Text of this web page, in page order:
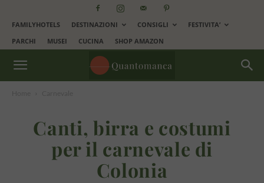
FAMILYHOTELS DESTINAZIONI CONSIGLI
FESTIVITA’
PARCHI
MUSEI CUCINA SHOP AMAZON
Canti, birra e costumi
per il carnevale di
Colonia